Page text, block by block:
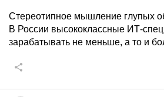
Стереотипное мышление глупых
В России высококлассные ИТ-
зарабатывать не меньше, а то и